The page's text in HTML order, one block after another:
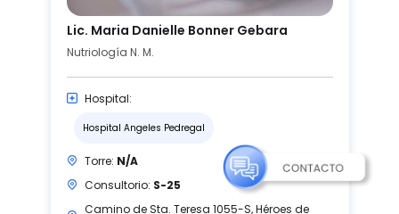
Lic. Maria Danielle Bonner Gebara
Nutriología N. M.
Hospital:
Hospital Angeles Pedregal
Torre: N/A
Consultorio: S-25
Camino de Sta. Teresa 1055-S, Héroes de